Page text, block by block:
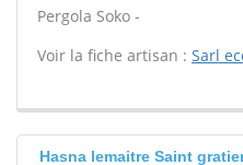
Pergola Soko -
Voir la fiche artisan : Sarl
Hasna lemaitre Saint